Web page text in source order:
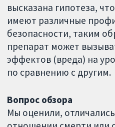
высказана гипотеза,
имеют различные
безопасности, таким
препарат может
эффектов (вреда) на
по сравнению с другим.
Вопрос обзора
Мы оценили,